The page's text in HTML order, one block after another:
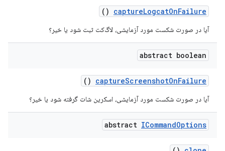
captureLogcatOnFailure
()
آیا در صورت شکست مورد آزمایشی، لاگ‌کت ثبت شود یا خیر؟
abstract boolean
captureScreenshotOnFailure
()
آیا در صورت شکست مورد آزمایشی، اسکرین شات گرفته شود یا خیر؟
abstract ICommandOptions